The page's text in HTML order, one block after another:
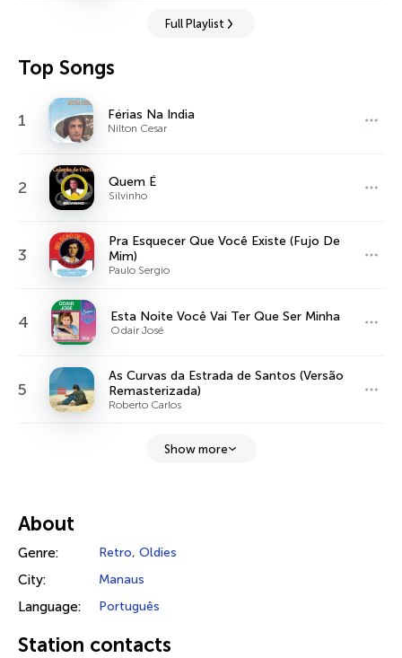
Full Playlist
Top Songs
1 Férias Na India
Nilton Cesar
2 Quem É
Silvinho
3
Pra Esquecer Que Você Existe (Fujo De
Mim)
Paulo Sergio
4 Esta Noite Você Vai Ter Que Ser Minha
Odair José
5
As Curvas da Estrada de Santos (Versão
Remasterizada)
Roberto Carlos
Show more
About
Genre: Retro, Oldies
City: Manaus
Language: Português
Station contacts